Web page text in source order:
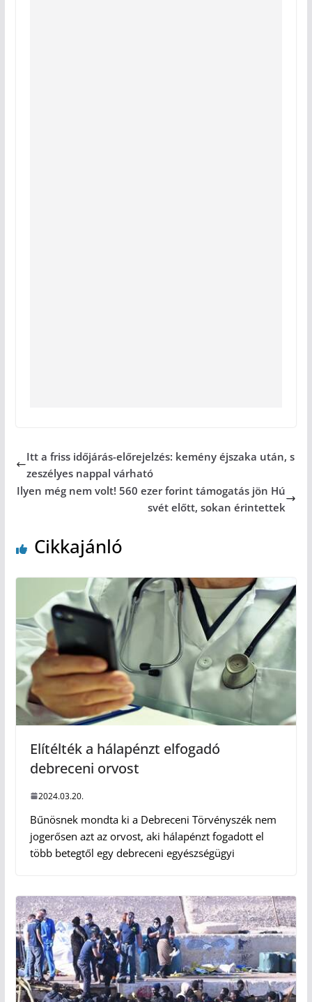
Itt a friss időjárás-előrejelzés: kemény éjszaka után, s
zeszélyes nappal várható
Ilyen még nem volt! 560 ezer forint támogatás jön Hú
svét előtt, sokan érintettek
Cikkajánló
Elítélték a hálapénzt elfogadó
debreceni orvost
2024.03.20.
Bűnösnek mondta ki a Debreceni Törvényszék nem
jogerősen azt az orvost, aki hálapénzt fogadott el
több betegtől egy debreceni egyészségügyi